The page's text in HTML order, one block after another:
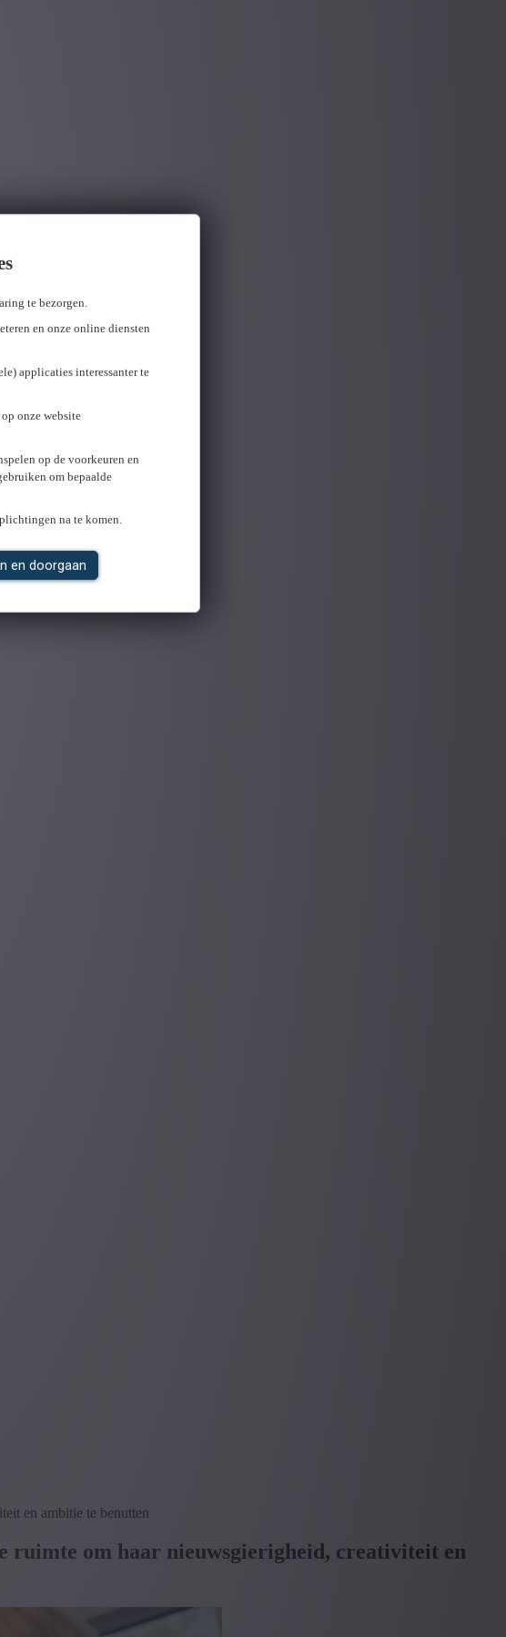
te bezorgen.
en onze online diensten
applicaties interessanter te
onze website
op de voorkeuren en
om bepaalde
na te komen.
en doorgaan
en ambitie te benutten
ruimte om haar nieuwsgierigheid, creativiteit en